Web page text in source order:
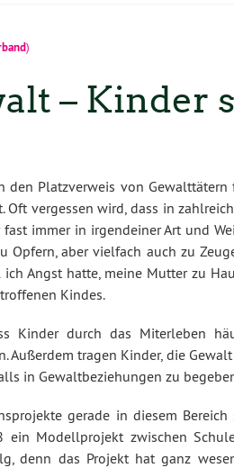
)
– Kinder
den Platzverweis von Gewalttätern
vergessen wird, dass in
immer in irgendeiner Art und
Opfern, aber vielfach auch zu
Angst hatte, meine Mutter zu
Kindes.
Kinder durch das Miterleben
tragen Kinder, die
in Gewaltbeziehungen zu
gerade in diesem
ein Modellprojekt zwischen
denn das Projekt hat ganz